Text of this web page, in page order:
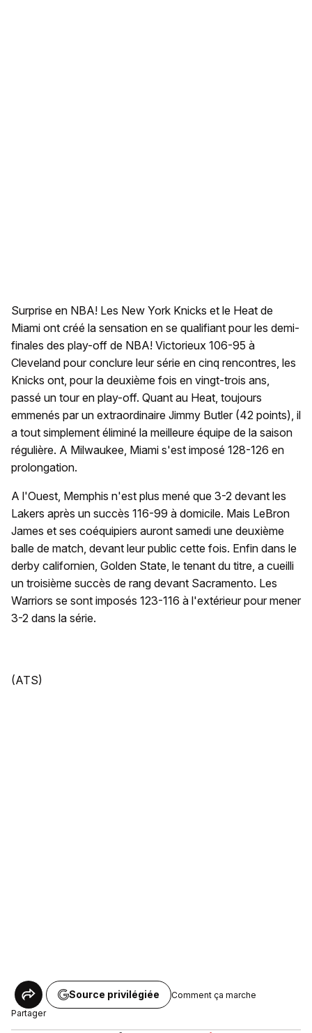
Surprise en NBA! Les New York Knicks et le Heat de
Miami ont créé la sensation en se qualifiant pour les demi-
finales des play-off de NBA! Victorieux 106-95 à
Cleveland pour conclure leur série en cinq rencontres, les
Knicks ont, pour la deuxième fois en vingt-trois ans,
passé un tour en play-off. Quant au Heat, toujours
emmenés par un extraordinaire Jimmy Butler (42 points), il
a tout simplement éliminé la meilleure équipe de la saison
régulière. A Milwaukee, Miami s'est imposé 128-126 en
prolongation.
A l'Ouest, Memphis n'est plus mené que 3-2 devant les
Lakers après un succès 116-99 à domicile. Mais LeBron
James et ses coéquipiers auront samedi une deuxième
balle de match, devant leur public cette fois. Enfin dans le
derby californien, Golden State, le tenant du titre, a cueilli
un troisième succès de rang devant Sacramento. Les
Warriors se sont imposés 123-116 à l'extérieur pour mener
3-2 dans la série.
(ATS)
Partager
Source privilégiée Comment ça marche